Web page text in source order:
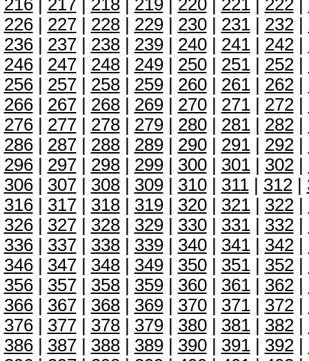
216| 217| 218| 219| 220| 221| 222|
226| 227| 228| 229| 230| 231| 232|
236| 237| 238| 239| 240| 241| 242|
246| 247| 248| 249| 250| 251| 252|
256| 257| 258| 259| 260| 261| 262|
266| 267| 268| 269| 270| 271| 272|
276| 277| 278| 279| 280| 281| 282|
286| 287| 288| 289| 290| 291| 292|
296| 297| 298| 299| 300| 301| 302|
306| 307| 308| 309| 310| 311| 312|
316| 317| 318| 319| 320| 321| 322|
326| 327| 328| 329| 330| 331| 332|
336| 337| 338| 339| 340| 341| 342|
346| 347| 348| 349| 350| 351| 352|
356| 357| 358| 359| 360| 361| 362|
366| 367| 368| 369| 370| 371| 372|
376| 377| 378| 379| 380| 381| 382|
386| 387| 388| 389| 390| 391| 392|